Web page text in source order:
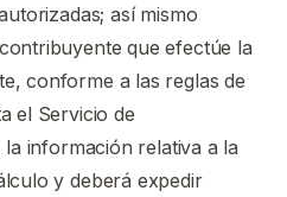
así mismo
que efectúe la
conforme a las reglas de
el Servicio de
información relativa a la
y deberá expedir